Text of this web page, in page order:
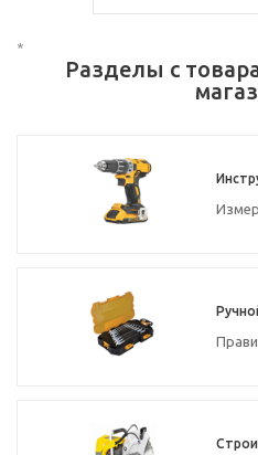
*
Разделы с